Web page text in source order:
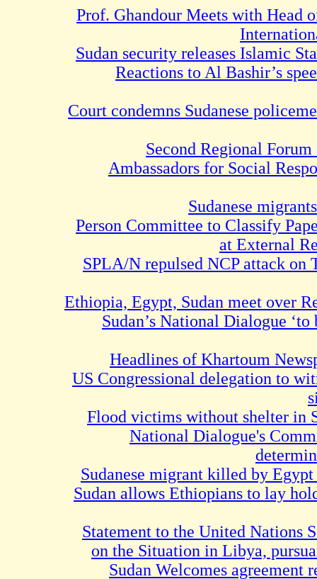
Prof. Ghandour Meets with
Sudan security releases
Reactions to Al Bashir’s
Court condemns Sudanese
Second Regional
Ambassadors for Social
Sudanese
11-Person Committee to
at
SPLA/N repulsed NCP
Ethiopia, Egypt, Sudan meet
Sudan’s National
Headlines of Khartoum
US Congressional delegation
Flood victims without
National Dialogue's
Sudanese migrant killed by
Sudan allows Ethiopians to
Statement to the United
on the Situation in Libya,
Sudan Welcomes